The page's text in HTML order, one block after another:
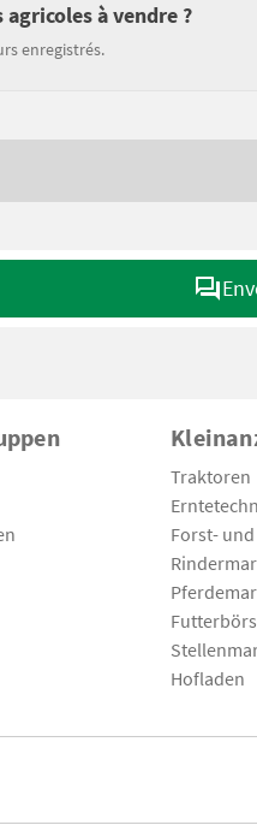
à vendre ?
enregistrés.
Traktoren
Forst-
Hofladen